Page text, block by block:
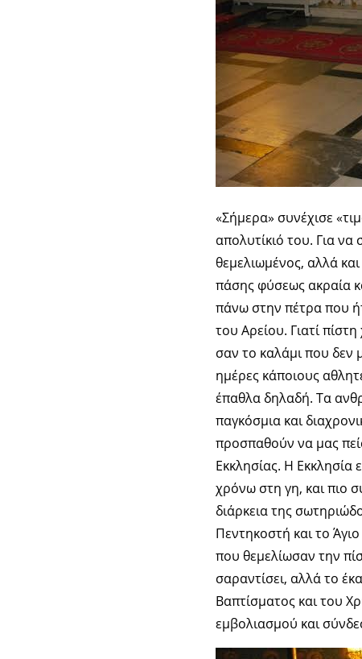
«Σήμερα» συνέχισε
απολυτίκιό του. Για να
θεμελιωμένος, αλλά
πάσης φύσεως ακραία
πάνω στην πέτρα που
του Αρείου. Γιατί
σαν το καλάμι που δεν
ημέρες κάποιους
έπαθλα δηλαδή. Τα
παγκόσμια και
προσπαθούν να μας
Εκκλησίας. Η Εκκλησία
χρόνω στη γη, και πιο
διάρκεια της
Πεντηκοστή και το
που θεμελίωσαν την
σαραντίσει, αλλά το
Βαπτίσματος και του
εμβολιασμού και